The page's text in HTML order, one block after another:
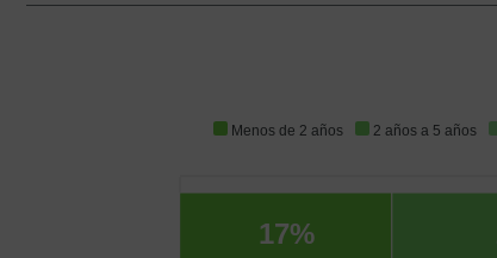
Menos de 2 años 2 años a 5 años
17%